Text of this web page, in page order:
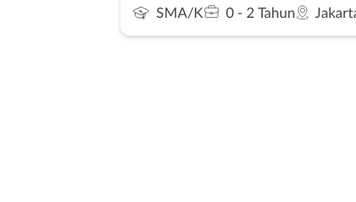
SMA/K 0 - 2 Tahun